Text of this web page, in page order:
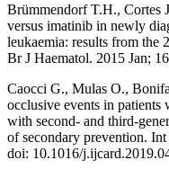
Brümmendorf T.H., Cortes
versus imatinib in newly
leukaemia: results from
Br J Haematol. 2015 Jan;
Caocci G., Mulas O.,
occlusive events in
with second- and third-
of secondary prevention.
doi: 10.1016/